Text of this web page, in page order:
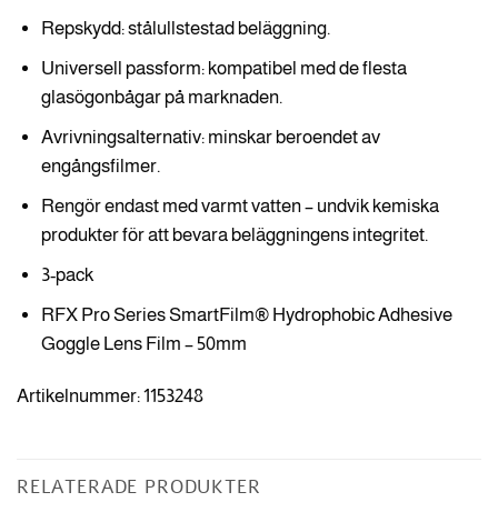
Repskydd: stålullstestad beläggning.
Universell passform: kompatibel med de flesta
glasögonbågar på marknaden.
Avrivningsalternativ: minskar beroendet av
engångsfilmer.
Rengör endast med varmt vatten – undvik kemiska
produkter för att bevara beläggningens integritet.
3-pack
RFX Pro Series SmartFilm® Hydrophobic Adhesive
Goggle Lens Film – 50mm
Artikelnummer: 1153248
RELATERADE PRODUKTER